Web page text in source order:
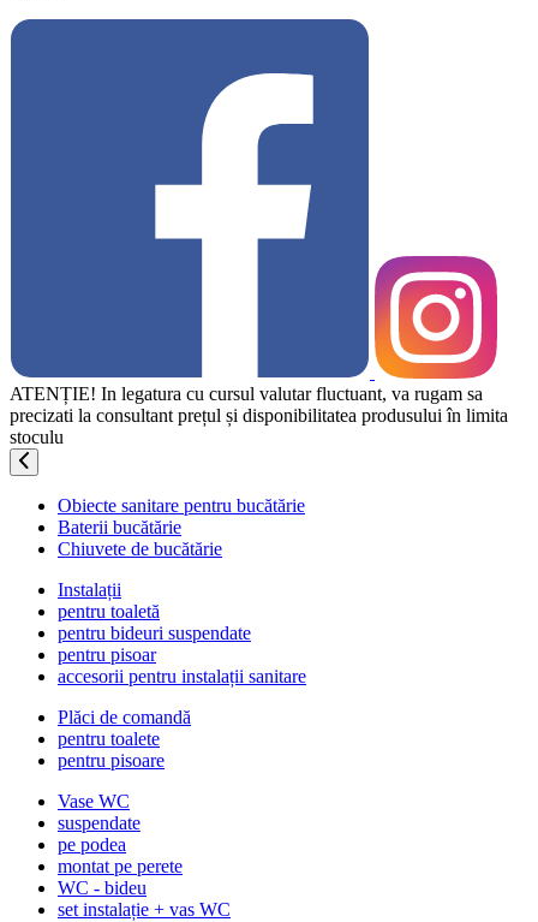
ATENȚIE! In legatura cu cursul valutar fluctuant, va rugam sa
precizati la consultant prețul și disponibilitatea produsului în limita
stoculu
Obiecte sanitare pentru bucătărie
Baterii bucătărie
Chiuvete de bucătărie
Instalații
pentru toaletă
pentru bideuri suspendate
pentru pisoar
accesorii pentru instalații sanitare
Plăci de comandă
pentru toalete
pentru pisoare
Vase WC
suspendate
pe podea
montat pe perete
WC - bideu
set instalație + vas WC